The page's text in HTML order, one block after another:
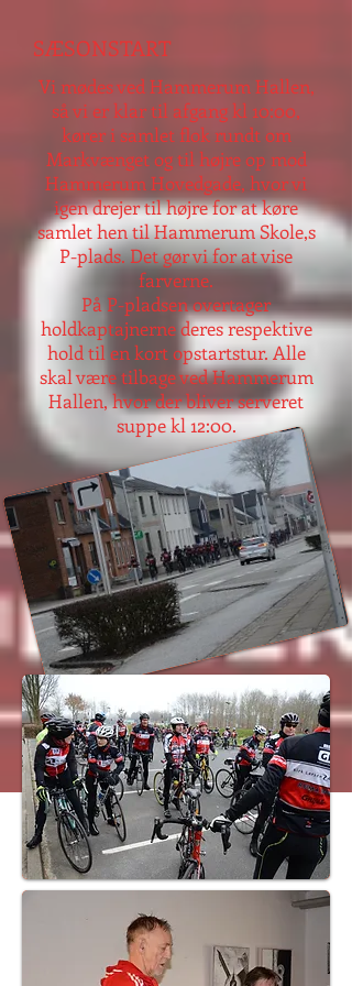
SÆSONSTART
Vi mødes ved Hammerum Hallen,
så vi er klar til afgang kl 10:00,
kører i samlet flok rundt om
Markvænget og til højre op mod
Hammerum Hovedgade, hvor vi
igen drejer til højre for at køre
samlet hen til Hammerum Skole,s
P-plads. Det gør vi for at vise
farverne.
På P-pladsen overtager
holdkaptajnerne deres respektive
hold til en kort opstartstur. Alle
skal være tilbage ved Hammerum
Hallen, hvor der bliver serveret
suppe kl 12:00.